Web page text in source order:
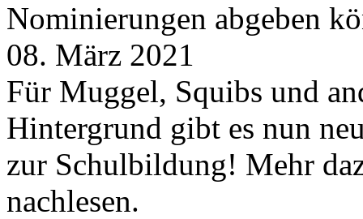
Nominierungen abgeben
08. März 2021
Für Muggel, Squibs und
Hintergrund gibt es nun
zur Schulbildung! Mehr
nachlesen.